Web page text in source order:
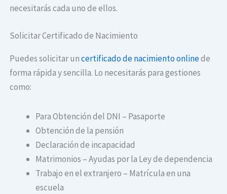
necesitarás cada uno de ellos.
Solicitar Certificado de Nacimiento
Puedes solicitar uncertificado de nacimiento onlinede
forma rápida y sencilla. Lo necesitarás para gestiones
como:
Para Obtención del DNI – Pasaporte
Obtención de la pensión
Declaración de incapacidad
Matrimonios – Ayudas por la Ley de dependencia
Trabajo en el extranjero – Matrícula en una
escuela